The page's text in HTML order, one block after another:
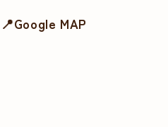
📍Google MAP